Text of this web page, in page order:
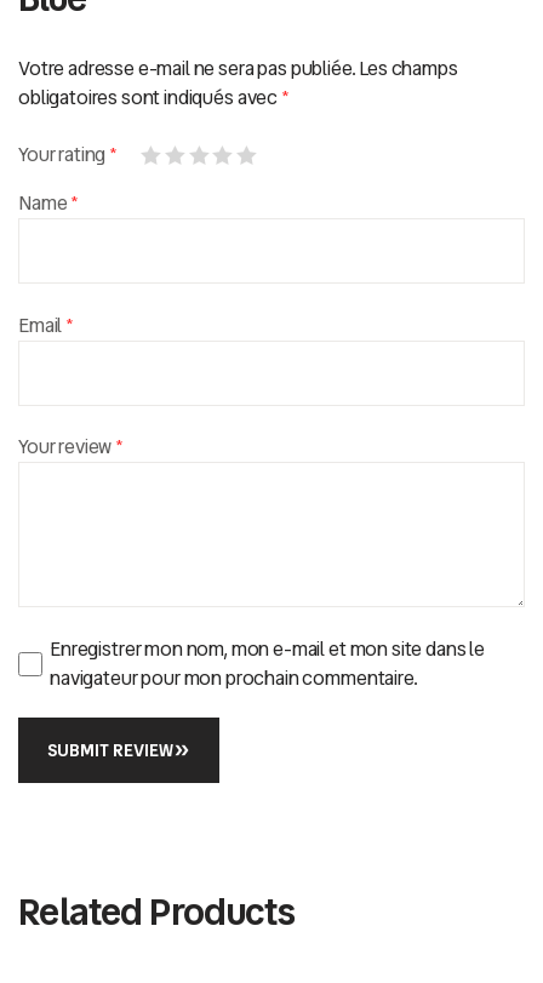
Votre adresse e-mail ne sera pas publiée.Les champs
obligatoires sont indiqués avec *
Your rating *
Your review*
Name*
Email*
Enregistrer mon nom, mon e-mail et mon site dans le
navigateur pour mon prochain commentaire.
SUBMIT REVIEW
Related Products